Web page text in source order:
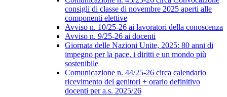
consigli di classe di novembre 2025 aperti alle
componenti elettive
Avviso n. 10/25-26 ai lavoratori della conoscenza
Avviso n. 9/25-26 ai docenti
Giornata delle Nazioni Unite, 2025: 80 anni di
impegno per la pace, i diritti e un mondo più
sostenibile
Comunicazione n. 44/25-26 circa calendario
ricevimento dei genitori + orario definitivo
docenti per a.s. 2025/26